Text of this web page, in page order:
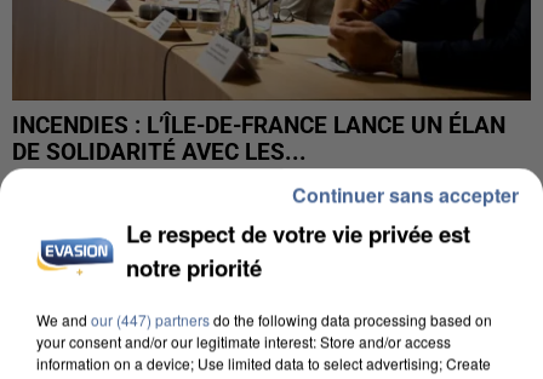
INCENDIES : L’ÎLE-DE-FRANCE LANCE UN ÉLAN
DE SOLIDARITÉ AVEC LES...
Le respect de votre vie privée est
notre priorité
We and our (447) partnersdo the following data processing based on
your consent and/or our legitimate interest: Store and/or access
information on a device; Use limited data to select advertising; Create
Continuer sans accepter